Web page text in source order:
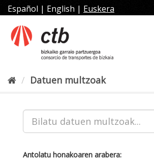
Joan
edukira
Español | English | Euskera
Datuen multzoak
Antolatu honakoaren arabera